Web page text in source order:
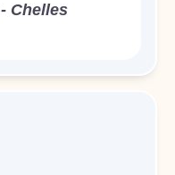
Chelles